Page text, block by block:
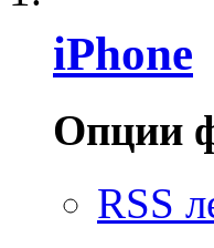
iPhone
Опции
RSS